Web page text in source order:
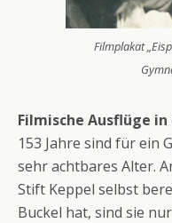
Filmplakat
Filmische Ausflüge
153 Jahre sind für ein
sehr achtbares Alter.
Stift Keppel selbst
Buckel hat, sind sie